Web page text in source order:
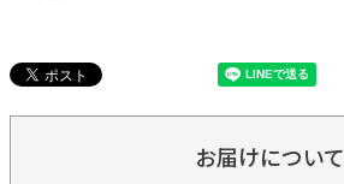
お届けについて